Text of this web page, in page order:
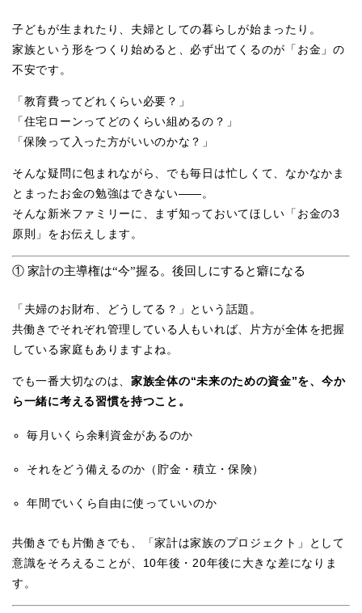
子どもが生まれたり、夫婦としての暮らしが始まったり。
家族という形をつくり始めると、必ず出てくるのが「お金」の
不安です。
「教育費ってどれくらい必要？」
「住宅ローンってどのくらい組めるの？」
「保険って入った方がいいのかな？」
そんな疑問に包まれながら、でも毎日は忙しくて、なかなかま
とまったお金の勉強はできない——。
そんな新米ファミリーに、まず知っておいてほしい「お金の3
原則」をお伝えします。
① 家計の主導権は“今”握る。後回しにすると癖になる
「夫婦のお財布、どうしてる？」という話題。
共働きでそれぞれ管理している人もいれば、片方が全体を把握
している家庭もありますよね。
でも一番大切なのは、 家族全体の“未来のための資金”を、今か
ら一緒に考える習慣を持つこと。
毎月いくら余剰資金があるのか
それをどう備えるのか（貯金・積立・保険）
年間でいくら自由に使っていいのか
共働きでも片働きでも、「家計は家族のプロジェクト」として
意識をそろえることが、10年後・20年後に大きな差になりま
す。